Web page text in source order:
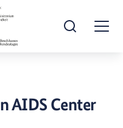
Suche öffnen
AIDS Center